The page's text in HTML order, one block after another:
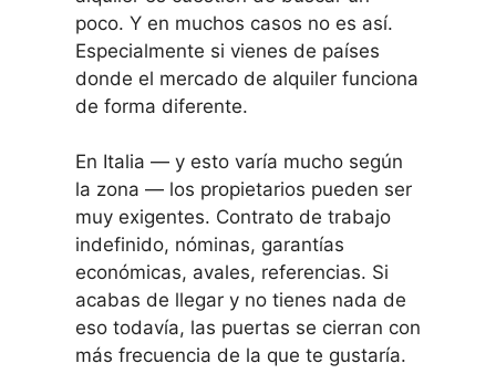
poco. Y en muchos casos no es así.
Especialmente si vienes de países
donde el mercado de alquiler funciona
de forma diferente.
En Italia — y esto varía mucho según
la zona — los propietarios pueden ser
muy exigentes. Contrato de trabajo
indefinido, nóminas, garantías
económicas, avales, referencias. Si
acabas de llegar y no tienes nada de
eso todavía, las puertas se cierran con
más frecuencia de la que te gustaría.